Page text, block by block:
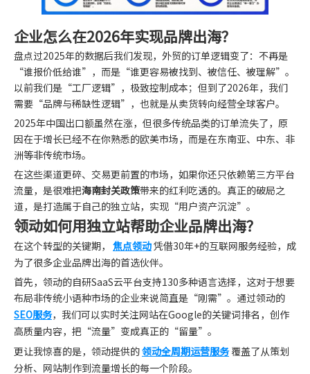
企业怎么在2026年实现品牌出海？
盘点过2025年的数据后我们发现，外贸的订单逻辑变了：不再是
“谁报价低给谁”，而是“谁更容易被找到、被信任、被理解”。
以前我们是“工厂逻辑”，极致控制成本；但到了2026年，我们
需要“品牌与稀缺性逻辑”，也就是从卖货转向经营全球客户。
2025年中国出口额虽然在涨，但很多传统品类的订单流失了，原
因在于增长已经不在你熟悉的欧美市场，而是在东南亚、中东、非
洲等非传统市场。
在这些渠道更碎、交易更前置的市场，如果你还只依赖第三方平台
流量，是很难把海南封关政策带来的红利吃透的。真正的破局之
道，是打造属于自己的独立站，实现“用户资产沉淀”。
领动如何用独立站帮助企业品牌出海？
在这个转型的关键期， 焦点领动凭借30年+的互联网服务经验，成
为了很多企业品牌出海的首选伙伴。
首先，领动的自研SaaS云平台支持130多种语言选择，这对于想要
布局非传统小语种市场的企业来说简直是“刚需”。通过领动的
SEO服务，我们可以实时关注网站在Google的关键词排名，创作
高质量内容，把“流量”变成真正的“留量”。
更让我惊喜的是，领动提供的领动全周期运营服务覆盖了从策划
分析、网站制作到流量增长的每一个阶段。